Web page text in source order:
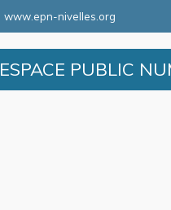
www.epn-nivelles.org
ESPACE PUBLIC